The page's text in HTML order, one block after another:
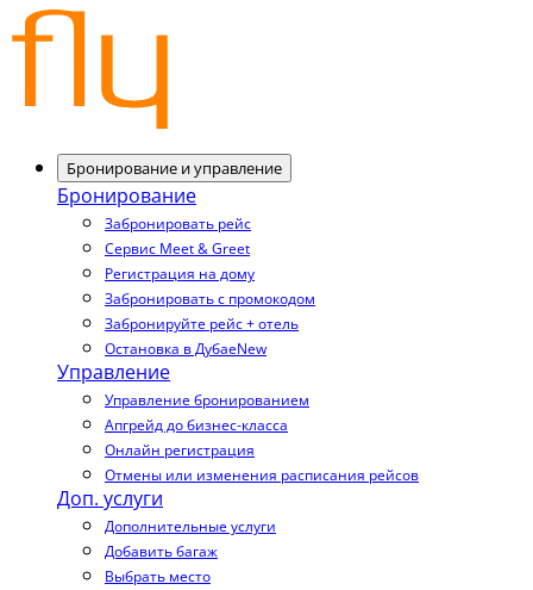
Бронирование и управление
Бронирование
Забронировать рейс
Сервис Meet & Greet
Регистрация на дому
Забронировать с промокодом
Забронируйте рейс + отель
Остановка в ДубаеNew
Управление
Управление бронированием
Апгрейд до бизнес-класса
Онлайн регистрация
Отмены или изменения расписания рейсов
Доп. услуги
Дополнительные услуги
Добавить багаж
Выбрать место